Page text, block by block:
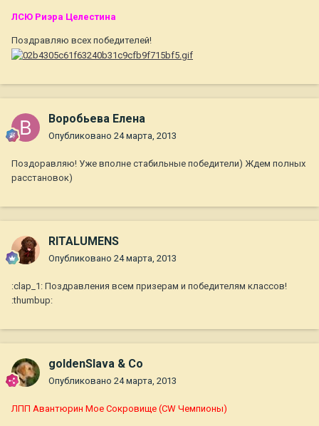
ЛСЮ Риэра Целестина
Поздравляю всех победителей!
Воробьева Елена
Опубликовано 24 марта, 2013
Поздоравляю! Уже вполне стабильные победители) Ждем полных
расстановок)
RITALUMENS
Опубликовано 24 марта, 2013
:clap_1: Поздравления всем призерам и победителям классов!
:thumbup:
goldenSlava & Co
Опубликовано 24 марта, 2013
ЛПП Авантюрин Мое Сокровище (CW Чемпионы)